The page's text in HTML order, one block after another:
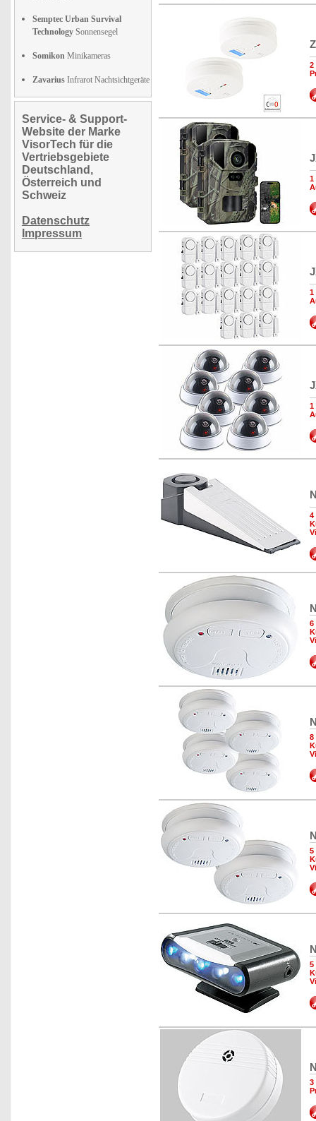
Semptec Urban Survival
Technology Sonnensegel
Somikon Minikameras
Zavarius Infrarot Nachtsichtgeräte
Service- & Support-
Website der Marke
VisorTech für die
Vertriebsgebiete
Deutschland,
Österreich und
Schweiz
Datenschutz
Impressum
2
1
1
1
4
6
8
5
5
3